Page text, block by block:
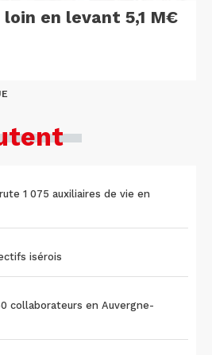
en levant 5,1 M€
1 075 auxiliaires de vie en
isérois
collaborateurs en Auvergne-